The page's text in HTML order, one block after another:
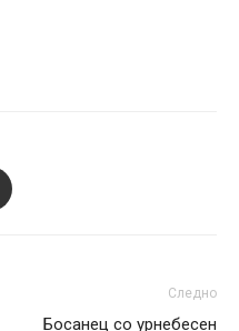
Следно
Босанец со урнебесен